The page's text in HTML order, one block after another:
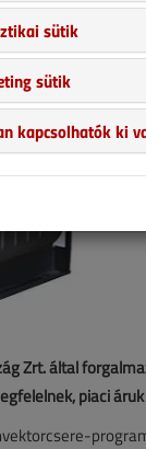
Zrt. által
piaci
sütik
sütik
kapcsolhatók ki